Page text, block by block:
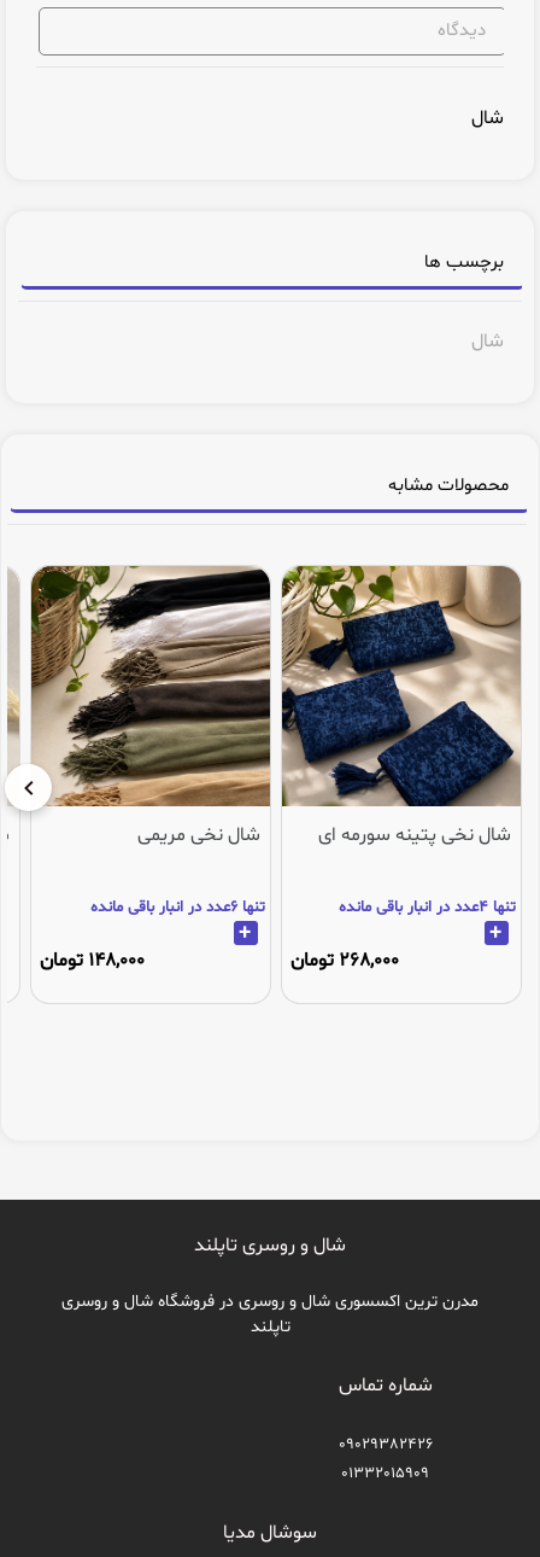
دیدگاه
شال
برچسب ها
شال
محصولات مشابه
شال نخی پتینه سورمه ای
تنها 4عدد در انبار باقی مانده
+
268,000 تومان
شال نخی مریمی
تنها 6عدد در انبار باقی مانده
+
148,000 تومان
شال و روسری تاپلند
مدرن ترین اکسسوری شال و روسری در فروشگاه شال و روسری
تاپلند
شماره تماس
09029382426
01332015909
سوشال مدیا